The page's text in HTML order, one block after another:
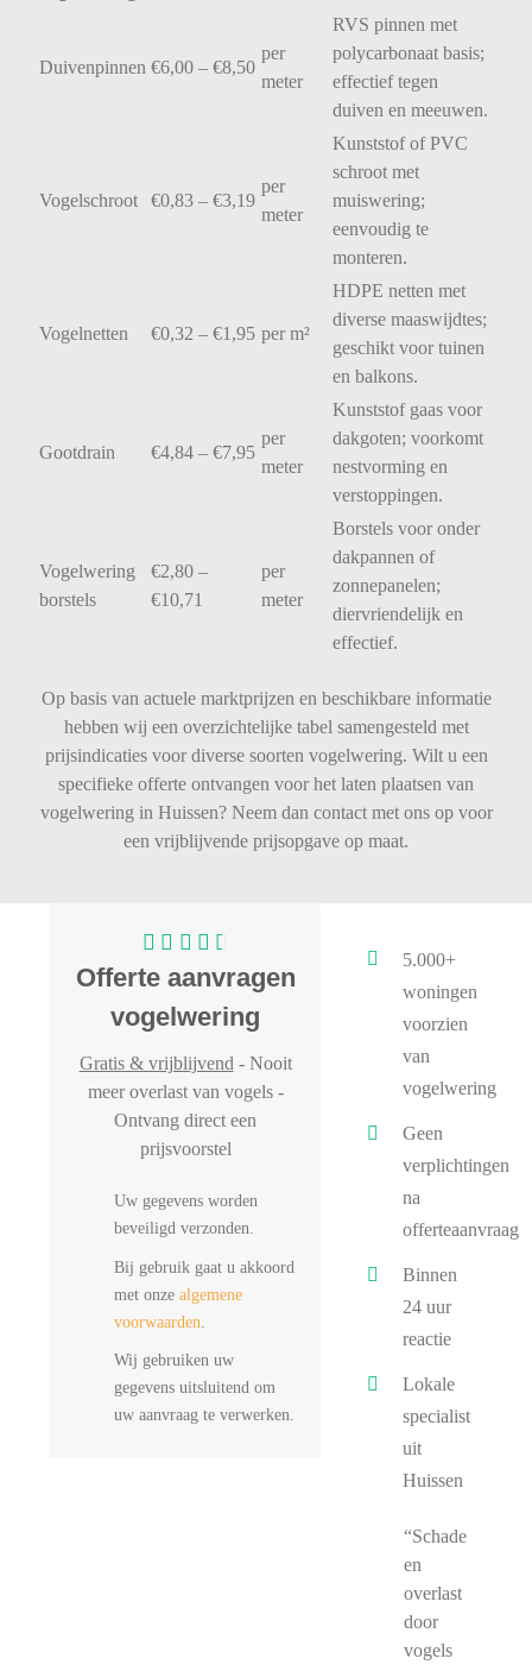
Duivenpinnen €6,00 – €8,50
per
meter
RVS pinnen met
polycarbonaat basis;
effectieftegen
duiven en meeuwen.
Vogelschroot €0,83 – €3,19
per
meter
KunststofofPVC
schroot met
muiswering;
eenvoudig te
monteren.
Vogelnetten €0,32 – €1,95 per m²
HDPE netten met
diverse maaswijdtes;
geschikt voor tuinen
en balkons.
Gootdrain €4,84 – €7,95
per
meter
Kunststof gaas voor
dakgoten; voorkomt
nestvorming en
verstoppingen.
Vogelwering
borstels
€2,80 –
€10,71
per
meter
Borstels voor onder
dakpannen of
zonnepanelen;
diervriendelijk en
effectief.
Op basis van actuele marktprijzen en beschikbare informatie
hebben wij een overzichtelijke tabel samengesteld met
prijsindicaties voor diverse soorten vogelwering. Wilt u een
specifieke offerte ontvangen voor het laten plaatsen van
vogelwering in Huissen? Neem dan contact met ons op voor
een vrijblijvende prijsopgave op maat.
Offerte aanvragen
vogelwering
Gratis & vrijblijvend - Nooit
meer overlast van vogels -
Ontvang direct een
prijsvoorstel
Uw gegevens worden
beveiligd verzonden.
Bij gebruik gaat u akkoord
met onze algemene
voorwaarden
Wij gebruiken uw
gegevens uitsluitend om
uw aanvraag te verwerken.
5.000+
woningen
voorzien
van
vogelwering
Geen
verplichtingen
na
offerteaanvraag
Binnen
24 uur
reactie
Lokale
specialist
uit
Huissen
“Schade
en
overlast
door
vogels